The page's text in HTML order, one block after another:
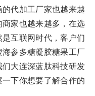
代加工厂家也越来越
家也越来越多，在选
互联网时代，客户们
参多糖凝胶糖果工厂
大连深蓝肽科技研发
下你想要了解合作的